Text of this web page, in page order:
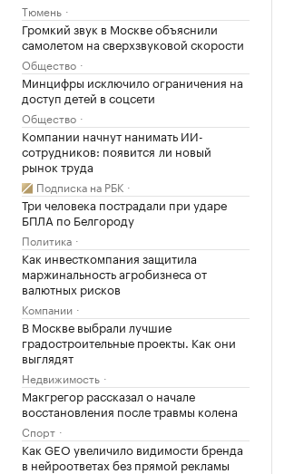
Тюмень
Громкий звук в Москве объяснили
самолетом на сверхзвуковой скорости
Общество
Минцифры исключило ограничения на
доступ детей в соцсети
Общество
Компании начнут нанимать ИИ-
сотрудников: появится ли новый
рынок труда
Подписка на РБК
Три человека пострадали при ударе
БПЛА по Белгороду
Политика
Как инвесткомпания защитила
маржинальность агробизнеса от
валютных рисков
Компании
В Москве выбрали лучшие
градостроительные проекты. Как они
выглядят
Недвижимость
Макгрегор рассказал о начале
восстановления после травмы колена
Спорт
Как GEO увеличило видимости бренда
в нейроответах без прямой рекламы